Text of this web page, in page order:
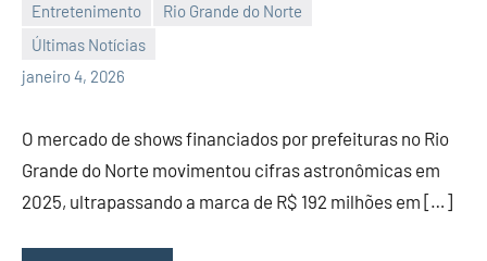
Entretenimento
Rio Grande do Norte
Últimas Notícias
janeiro 4, 2026
Habyner
Lima
Nenhum
Comentário
O mercado de shows financiados por prefeituras no Rio
Grande do Norte movimentou cifras astronômicas em
2025, ultrapassando a marca de R$ 192 milhões em […]